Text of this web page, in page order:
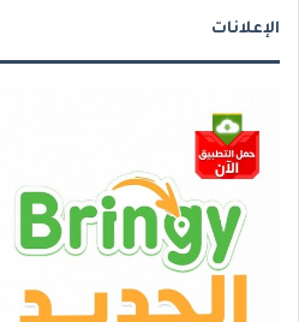
الإعلانات